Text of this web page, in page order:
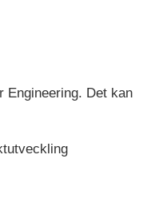
Engineering. Det kan